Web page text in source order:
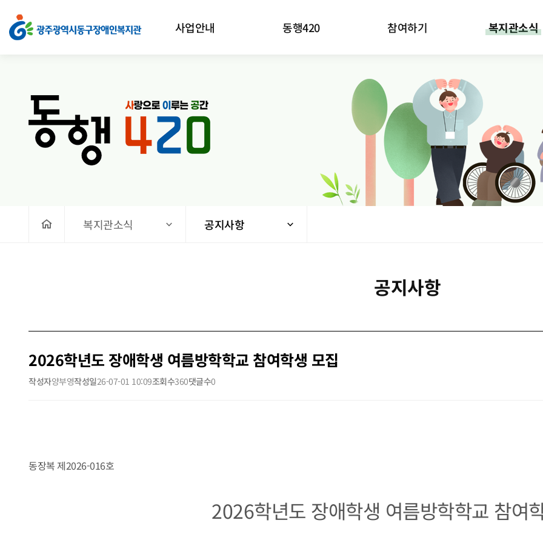
사업안내 동행420 참여하기 복지관소식
처음으로복지관소식 공지사항
공지사항
2026학년도 장애학생 여름방학학교 참여학생 모집
작성자양부영작성일26-07-01 10:09조회수360댓글수0
동장복 제2026-016호
2026학년도 장애학생 여름방학학교 참여